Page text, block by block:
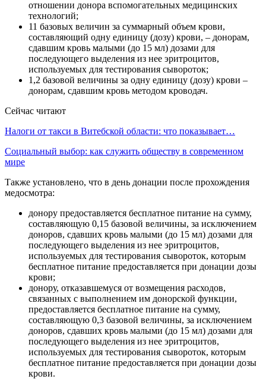
отношении донора вспомогательных медицинских
технологий;
11 базовых величин за суммарный объем крови,
составляющий одну единицу (дозу) крови, – донорам,
сдавшим кровь малыми (до 15 мл) дозами для
последующего выделения из нее эритроцитов,
используемых для тестирования сывороток;
1,2 базовой величины за одну единицу (дозу) крови –
донорам, сдавшим кровь методом кроводач.
Сейчас читают
Налоги от такси в Витебской области: что показывает…
Социальный выбор: как служить обществу в современном
мире
Также установлено, что в день донации после прохождения
медосмотра:
донору предоставляется бесплатное питание на сумму,
составляющую 0,15 базовой величины, за исключением
доноров, сдавших кровь малыми (до 15 мл) дозами для
последующего выделения из нее эритроцитов,
используемых для тестирования сывороток, которым
бесплатное питание предоставляется при донации дозы
крови;
донору, отказавшемуся от возмещения расходов,
связанных с выполнением им донорской функции,
предоставляется бесплатное питание на сумму,
составляющую 0,3 базовой величины, за исключением
доноров, сдавших кровь малыми (до 15 мл) дозами для
последующего выделения из нее эритроцитов,
используемых для тестирования сывороток, которым
бесплатное питание предоставляется при донации дозы
крови.